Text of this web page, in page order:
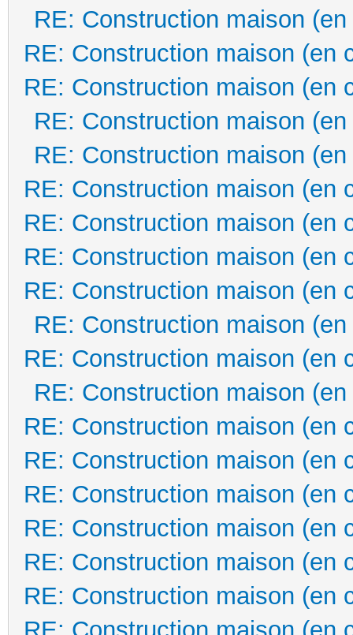
RE: Construction maison
RE: Construction maison (en
RE: Construction maison (en
RE: Construction maison
RE: Construction maison
RE: Construction maison (en
RE: Construction maison (en
RE: Construction maison (en
RE: Construction maison (en
RE: Construction maison
RE: Construction maison (en
RE: Construction maison
RE: Construction maison (en
RE: Construction maison (en
RE: Construction maison (en
RE: Construction maison (en
RE: Construction maison (en
RE: Construction maison (en